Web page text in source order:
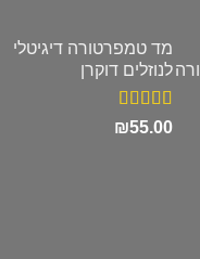
מד טמפרטורה דיגיטלי
לנוזלים דוקרן
דורג5.00
₪55.00